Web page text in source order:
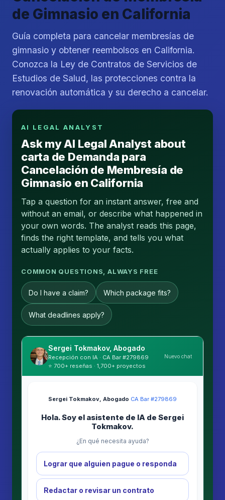
de Gimnasio en California
Guía completa para cancelar membresías de
gimnasio y obtener reembolsos en California.
Conozca la Ley de Contratos de Servicios de
Estudios de Salud, las protecciones contra la
renovación automática y su derecho a cancelar.
AI LEGAL ANALYST
Ask my AI Legal Analyst about
carta de Demanda para
Cancelación de Membresía de
Gimnasio en California
Tap a question for an instant answer, free and
without an email, or describe what happened in
your own words. The analyst reads this page,
finds the right template, and tells you what
actually applies to your facts.
COMMON QUESTIONS, ALWAYS FREE
Do I have a claim? Which package fits?
What deadlines apply?
Sergei Tokmakov, Abogado
Recepción con IA · CA Bar #279869
⭐ 700+ reseñas · 1,700+ proyectos
Nuevo chat
Sergei Tokmakov, Abogado·CA Bar #279869
Hola. Soy el asistente de IA de Sergei
Tokmakov.
¿En qué necesita ayuda?
Lograr que alguien pague o responda
Redactar o revisar un contrato